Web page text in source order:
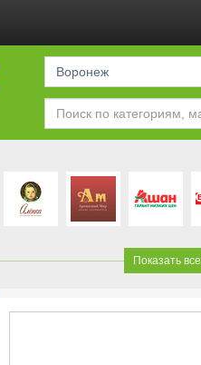
Воронеж
Показать все